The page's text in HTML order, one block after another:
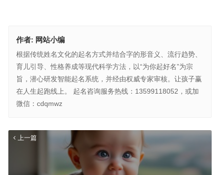
作者: 网站小编
根据传统姓名文化的起名方式并结合字的形音义、流行趋势、
育儿引导、性格养成等现代科学方法，以“为你起好名”为宗
旨，潜心研发智能起名系统，并经由权威专家审核。让孩子赢
在人生起跑线上。 起名咨询服务热线：13599118052，或加
微信：cdqmwz
上一篇